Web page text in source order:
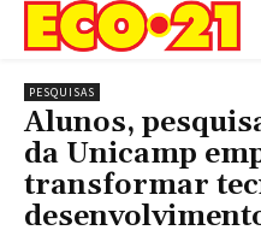
PESQUISAS
Alunos,
da Unicamp
transformar